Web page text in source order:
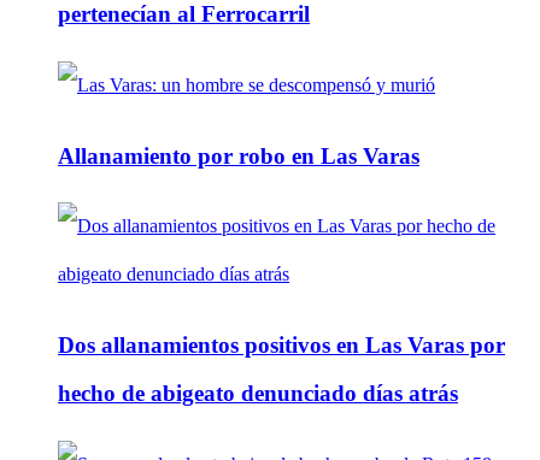
pertenecían al Ferrocarril
Allanamiento por robo en Las Varas
Dos allanamientos positivos en Las Varas por
hecho de abigeato denunciado días atrás